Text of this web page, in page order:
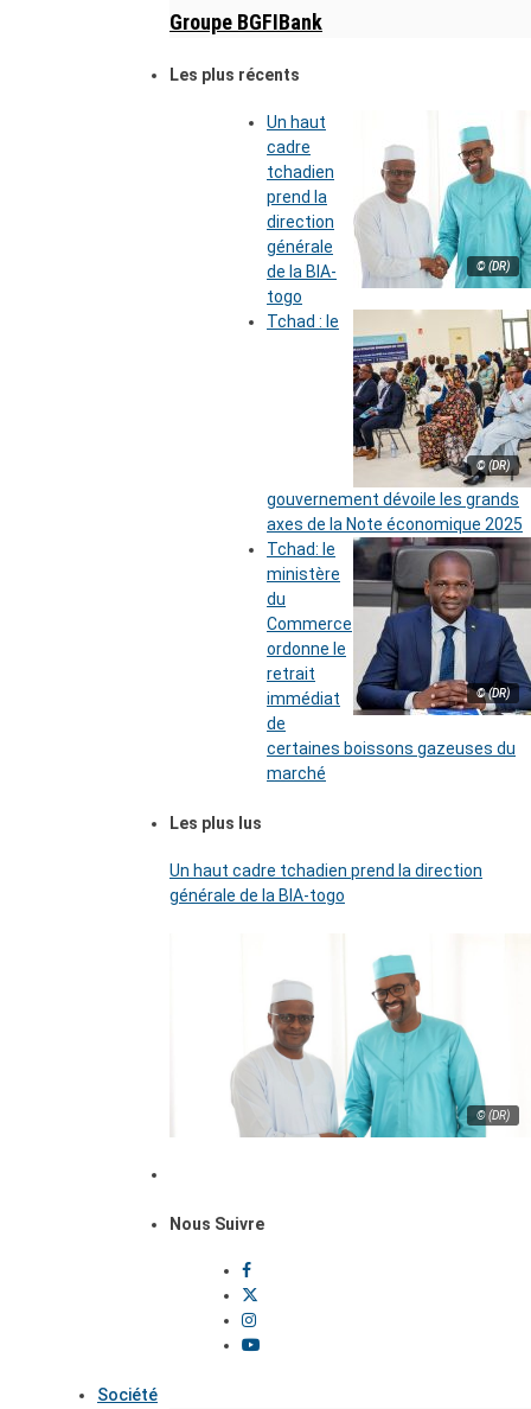
Groupe BGFIBank
Les plus récents
© (DR)
Un haut
cadre
tchadien
prend la
direction
générale
de la BIA-
togo
© (DR)
Tchad : le
gouvernement dévoile les grands
axes de la Note économique 2025
© (DR)
Tchad: le
ministère
du
Commerce
ordonne le
retrait
immédiat
de
certaines boissons gazeuses du
marché
Les plus lus
Un haut cadre tchadien prend la direction
générale de la BIA-togo
© (DR)
Nous Suivre
Société